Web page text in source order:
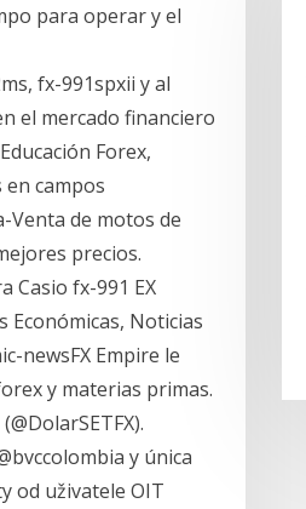
para operar y el
fx-991spxii y al
el mercado financiero
Forex,
campos
Venta de motos de
precios.
Casio fx-991 EX
Noticias
newsFX Empire le
y materias primas.
y única
od uživatele OIT